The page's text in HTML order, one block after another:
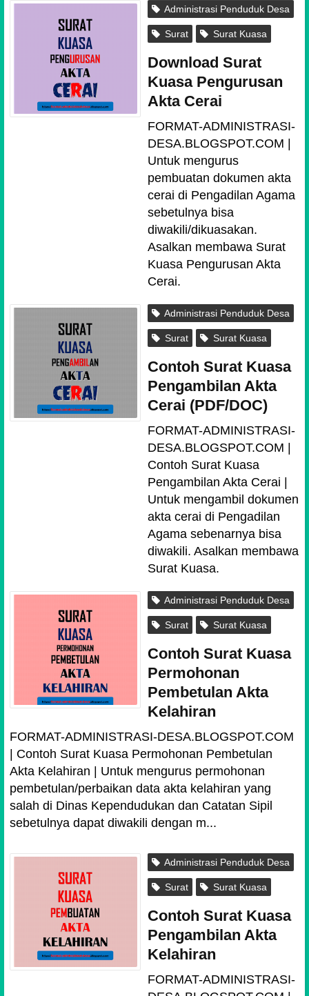
Administrasi Penduduk Desa
Surat Surat Kuasa
Download Surat
Kuasa Pengurusan
Akta Cerai
FORMAT-ADMINISTRASI-
DESA.BLOGSPOT.COM |
Untuk mengurus
pembuatan dokumen akta
cerai di Pengadilan Agama
sebetulnya bisa
diwakili/dikuasakan.
Asalkan membawa Surat
Kuasa Pengurusan Akta
Cerai.
Administrasi Penduduk Desa
Surat Surat Kuasa
Contoh Surat Kuasa
Pengambilan Akta
Cerai (PDF/DOC)
FORMAT-ADMINISTRASI-
DESA.BLOGSPOT.COM |
Contoh Surat Kuasa
Pengambilan Akta Cerai |
Untuk mengambil dokumen
akta cerai di Pengadilan
Agama sebenarnya bisa
diwakili. Asalkan membawa
Surat Kuasa.
Administrasi Penduduk Desa
Surat Surat Kuasa
Contoh Surat Kuasa
Permohonan
Pembetulan Akta
Kelahiran
FORMAT-ADMINISTRASI-DESA.BLOGSPOT.COM
| Contoh Surat Kuasa Permohonan Pembetulan
Akta Kelahiran | Untuk mengurus permohonan
pembetulan/perbaikan data akta kelahiran yang
salah di Dinas Kependudukan dan Catatan Sipil
sebetulnya dapat diwakili dengan m...
Administrasi Penduduk Desa
Surat Surat Kuasa
Contoh Surat Kuasa
Pengambilan Akta
Kelahiran
FORMAT-ADMINISTRASI-